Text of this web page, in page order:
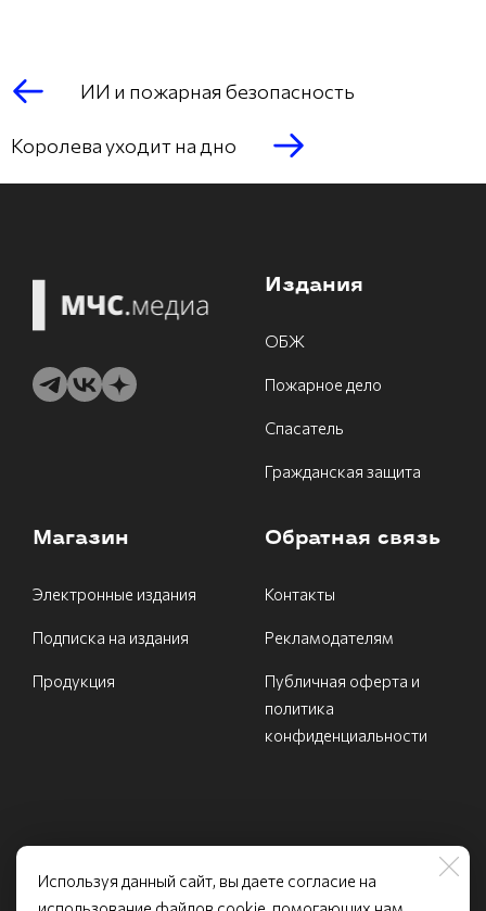
ИИ и пожарная безопасность
Королева уходит на дно
Издания
ОБЖ
Пожарное дело
Спасатель
Гражданская защита
Магазин
Электронные издания
Подписка на издания
Продукция
Обратная связь
Контакты
Рекламодателям
Публичная оферта и
политика
конфиденциальности
Используя данный сайт, вы даете согласие на
ИНН 7731540639 Федеральное государственное